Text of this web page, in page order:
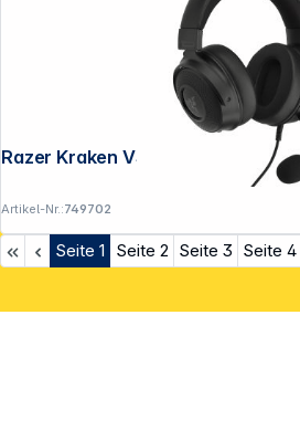
Razer Kraken V3 Hypersense
Artikel-Nr.:749702
Seite 1 Seite 2 Seite 3 Seite 4